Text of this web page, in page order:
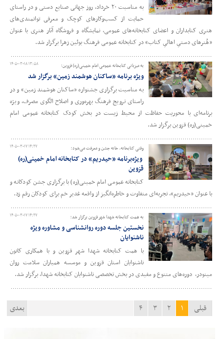
به مناسبت ۲۰ خرداد، روز جهانی صنایع دستی و در راستای
حمایت از کسب‌وکارهای کوچک و معرفی توانمندی‌های
هنری کتابداران و اعضای کتابخانه‌های عمومی، نمایشگاه و فروشگاه آثار هنری با عنوان
«هُنرهای دستیِ اهالیِ کتاب» در کتابخانه عمومی فرهنگ بوئین‌ زهرا برگزار شد.
۱۴۰۵-۰۳-۱۸ ۱۳:۵۸ به میزبانی کتابخانه عمومی امام خمینی(ره) قزوین؛
ویژه‌ برنامه «ساکنان هوشمند زمین» برگزار شد
به مناسبت برگزاری جشنواره «ساکنان هوشمند زمین» و در
راستای ترویج فرهنگ بهره‌وری و اصلاح الگوی مصرف، ویژه‌
برنامه‌ای با محوریت حفاظت از محیط زیست در بخش کودک کتابخانه عمومی امام
خمینی(ره) قزوین برگزار شد.
۱۴۰۵-۰۳-۱۷ ۱۴:۲۷ وقتی کتابخانه، خانه جشن و معرفت می‌شود؛
ویژه‌برنامه «حیدریم» در کتابخانه امام خمینی(ره)
قزوین
کتابخانه عمومی امام خمینی(ره) با برگزاری جشن کودکانه و
با عنوان «حیدریم»، تجربه‌ای متفاوت و خاطره‌انگیز از واقعه غدیر خم برای کودکان رقم زد.
۱۴۰۵-۰۳-۱۷ ۱۴:۲۷ به همت کتابخانه شهدا شهر قزوین برگزار شد؛
نخستین جلسه دوره روانشناسی و مشاوره ویژه
ناشنوایان
با همت کتابخانه شهدا شهر قزوین و با همکاری کانون
ناشنوایان استان قزوین و موسسه همیاران سلامت روان
مینودر، ‌ دوره‌های متنوع و مفیدی در بخش تخصصی ناشنوایان کتابخانه شهدا، برگزار شد.
قبلی ۱ ۲ ۳ ۴ بعدی